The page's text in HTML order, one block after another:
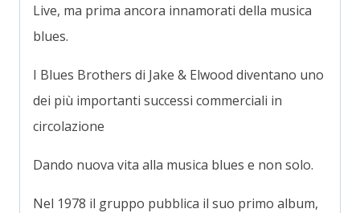
Live, ma prima ancora innamorati della musica
blues.
I Blues Brothers di Jake & Elwood diventano uno
dei più importanti successi commerciali in
circolazione
Dando nuova vita alla musica blues e non solo.
Nel 1978 il gruppo pubblica il suo primo album,